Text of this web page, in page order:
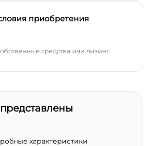
приобретения
средства или лизинг.
характеристики